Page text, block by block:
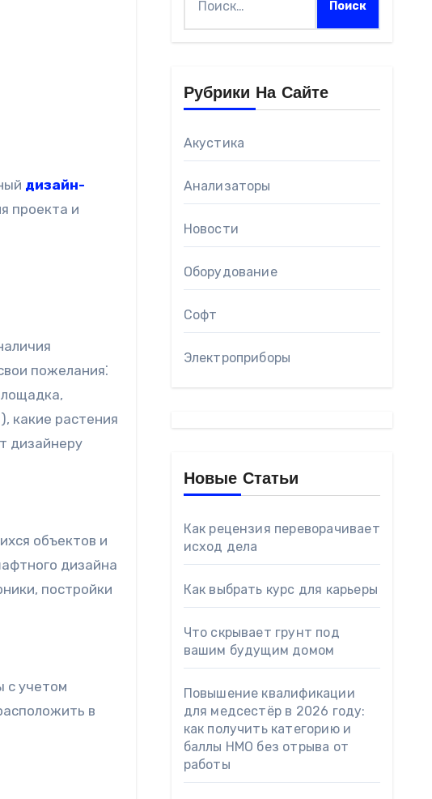
дизайн-
проекта и
пожелания⁚
какие растения
дизайнеру
объектов и
дизайна
постройки
с учетом
в
Рубрики На Сайте
Акустика
Анализаторы
Новости
Оборудование
Софт
Электроприборы
Новые Статьи
Как рецензия переворачивает
исход дела
Как выбрать курс для карьеры
Что скрывает грунт под
вашим будущим домом
Повышение квалификации
для медсестёр в 2026 году:
как получить категорию и
баллы НМО без отрыва от
работы